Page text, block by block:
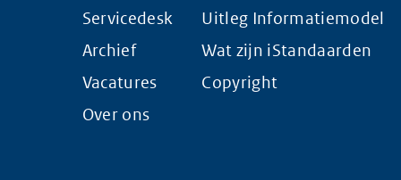
Servicedesk
Archief
Vacatures
Over ons
Uitleg Informatiemodel
Wat zijn iStandaarden
Copyright